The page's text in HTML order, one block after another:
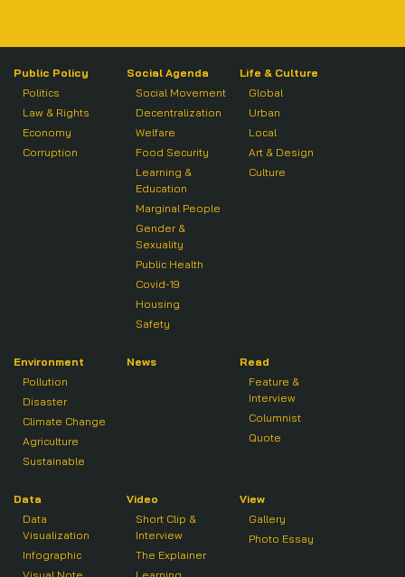
Public Policy
Politics
Law & Rights
Economy
Corruption
Social Agenda
Social Movement
Decentralization
Welfare
Food Security
Learning &
Education
Marginal People
Gender &
Sexuality
Public Health
Covid-19
Housing
Safety
Life & Culture
Global
Urban
Local
Art & Design
Culture
Environment
Pollution
Disaster
Climate Change
Agriculture
Sustainable
News
Read
Feature &
Interview
Columnist
Quote
Data
Data
Visualization
Infographic
Visual Note
Video
Short Clip &
Interview
The Explainer
Learning
View
Gallery
Photo Essay